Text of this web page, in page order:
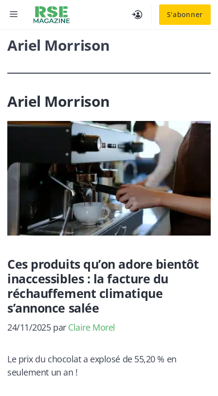
S'abonner
MENU
Ariel Morrison
Ariel Morrison
Ces produits qu’on adore bientôt
inaccessibles : la facture du
réchauffement climatique
s’annonce salée
24/11/2025 par Claire Morel
Le prix du chocolat a explosé de 55,20 % en
seulement un an !